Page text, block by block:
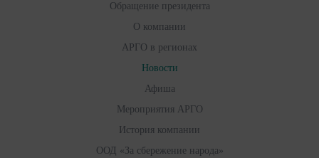
Обращение президента
О компании
АРГО в регионах
Новости
Афиша
Мероприятия АРГО
История компании
ООД «За сбережение народа»